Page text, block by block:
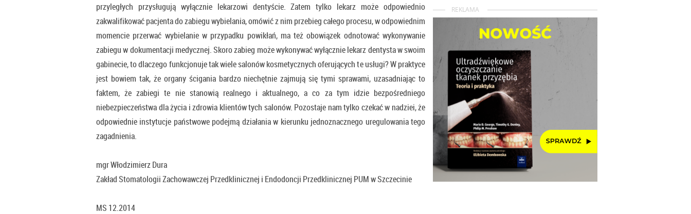
przyległych przysługują wyłącznie lekarzowi dentyście. Zatem tylko lekarz może odpowiednio
zakwalifikować pacjenta do zabiegu wybielania, omówić z nim przebieg całego procesu, w odpowiednim
momencie przerwać wybielanie w przypadku powikłań, ma też obowiązek odnotować wykonywanie
zabiegu w dokumentacji medycznej. Skoro zabieg może wykonywać wyłącznie lekarz dentysta w swoim
gabinecie, to dlaczego funkcjonuje tak wiele salonów kosmetycznych oferujących te usługi? W praktyce
jest bowiem tak, że organy ścigania bardzo niechętnie zajmują się tymi sprawami, uzasadniając to
faktem, że zabiegi te nie stanowią realnego i aktualnego, a co za tym idzie bezpośredniego
niebezpieczeństwa dla życia i zdrowia klientów tych salonów. Pozostaje nam tylko czekać w nadziei, że
odpowiednie instytucje państwowe podejmą działania w kierunku jednoznacznego uregulowania tego
zagadnienia.
mgr Włodzimierz Dura
Zakład Stomatologii Zachowawczej Przedklinicznej i Endodoncji Przedklinicznej PUM w Szczecinie
MS 12.2014
REKLAMA